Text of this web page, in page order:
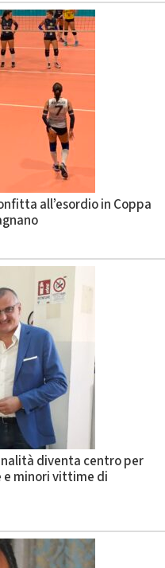
all’esordio in Coppa
diventa centro per
e minori vittime di